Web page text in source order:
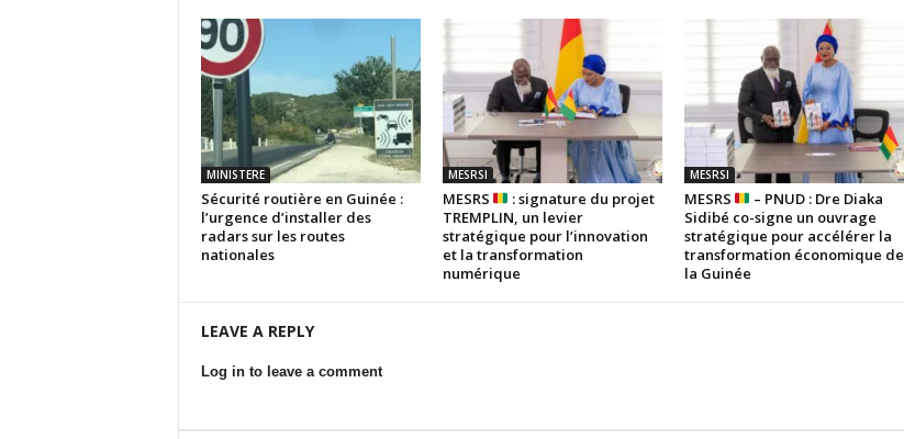
MINISTERE
Sécurité routière en Guinée :
l’urgence d’installer des
radars sur les routes
nationales
MESRSI
MESRS
: signature du projet
TREMPLIN, un levier
stratégique pour l’innovation
et la transformation
numérique
MESRSI
MESRS
– PNUD : Dre Diaka
Sidibé co-signe un ouvrage
stratégique pour accélérer la
transformation économique de
la Guinée
LEAVE A REPLY
Log in to leave a comment